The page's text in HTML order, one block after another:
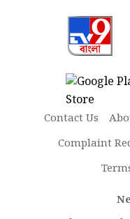
Contact Us
Complaint